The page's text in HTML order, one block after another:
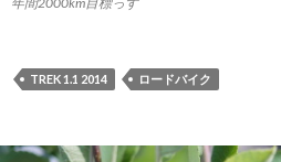
TREK 1.1 2014 ロードバイク